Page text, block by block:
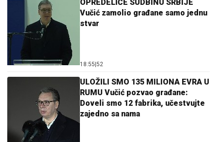
OPREDELIĆE SUDBINU SRBIJE
Vučić zamolio građane samo jednu
stvar
18:55 52
ULOŽILI SMO 135 MILIONA EVRA U
RUMU Vučić pozvao građane:
Doveli smo 12 fabrika, učestvujte
zajedno sa nama